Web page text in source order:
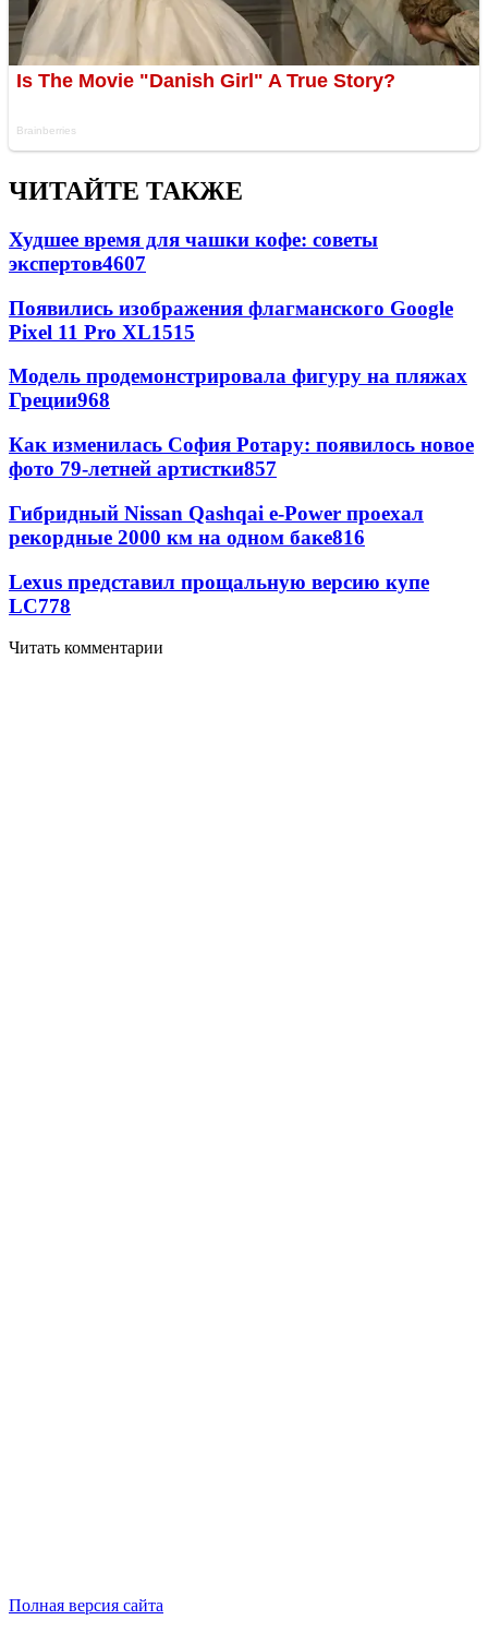
ЧИТАЙТЕ ТАКЖЕ
Худшее время для чашки кофе: советы
экспертов4607
Появились изображения флагманского Google
Pixel 11 Pro XL1515
Модель продемонстрировала фигуру на пляжах
Греции968
Как изменилась София Ротару: появилось новое
фото 79-летней артистки857
Гибридный Nissan Qashqai e-Power проехал
рекордные 2000 км на одном баке816
Lexus представил прощальную версию купе
LC778
Читать комментарии
Полная версия сайта